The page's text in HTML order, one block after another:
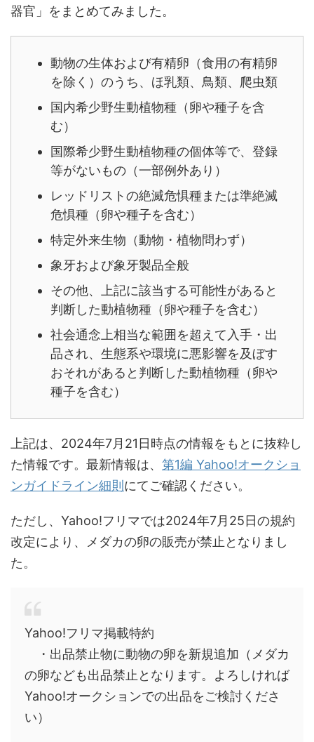
器官」をまとめてみました。
動物の生体および有精卵（食用の有精卵
を除く）のうち、ほ乳類、鳥類、爬虫類
国内希少野生動植物種（卵や種子を含
む）
国際希少野生動植物種の個体等で、登録
等がないもの（一部例外あり）
レッドリストの絶滅危惧種または準絶滅
危惧種（卵や種子を含む）
特定外来生物（動物・植物問わず）
象牙および象牙製品全般
その他、上記に該当する可能性があると
判断した動植物種（卵や種子を含む）
社会通念上相当な範囲を超えて入手・出
品され、生態系や環境に悪影響を及ぼす
おそれがあると判断した動植物種（卵や
種子を含む）
上記は、2024年7月21日時点の情報をもとに抜粋し
た情報です。最新情報は、 第1編 Yahoo!オークショ
ンガイドライン細則にてご確認ください。
ただし、Yahoo!フリマでは2024年7月25日の規約
改定により、メダカの卵の販売が禁止となりまし
た。
Yahoo!フリマ掲載特約
・出品禁止物に動物の卵を新規追加（メダカ
の卵なども出品禁止となります。よろしければ
Yahoo!オークションでの出品をご検討くださ
い）